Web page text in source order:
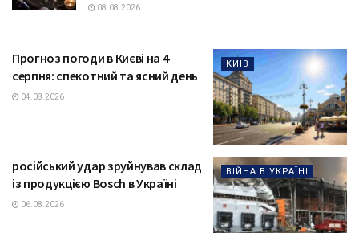
08.08.2026
КИЇВ
Прогноз погоди в Києві на 4
серпня: спекотний та ясний день
04.08.2026
ВІЙНА В УКРАЇНІ
російський удар зруйнував склад
із продукцією Bosch в Україні
06.08.2026